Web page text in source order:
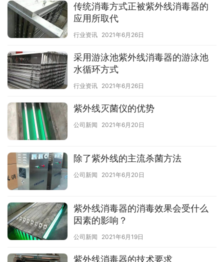
传统消毒方式正被紫外线消毒器的
应用所取代
行业资讯 2021年6月26日
采用游泳池紫外线消毒器的游泳池
水循环方式
行业资讯 2021年6月26日
紫外线灭菌仪的优势
公司新闻 2021年6月20日
除了紫外线的主流杀菌方法
公司新闻 2021年6月20日
紫外线消毒器的消毒效果会受什么
因素的影响？
公司新闻 2021年6月19日
紫外线消毒器的技术要求